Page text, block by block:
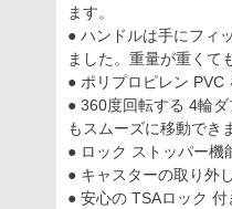
ます。
● ハンドルは手にフィ
ました。重量が重くて
● ポリプロピレン PVC
● 360度回転する 4輪
もスムーズに移動でき
● ロック ストッパー機
● キャスターの取り外
● 安心の TSAロック 付